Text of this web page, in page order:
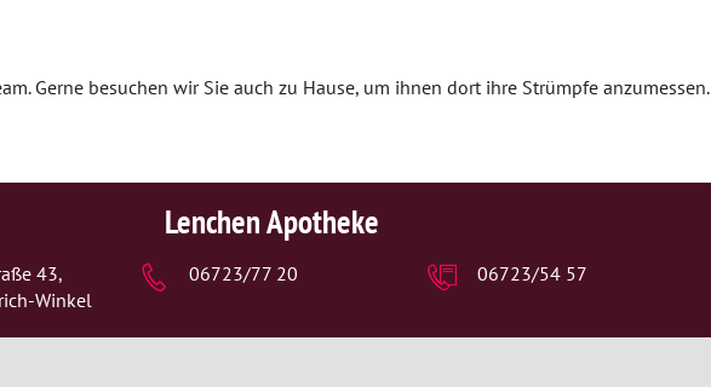
Gerne besuchen wir Sie auch zu Hause, um ihnen dort ihre Strümpfe anzumessen.
Lenchen Apotheke
43,
Winkel
06723/77 20 06723/54 57